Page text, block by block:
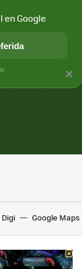
Digi Google Maps
×
en Google